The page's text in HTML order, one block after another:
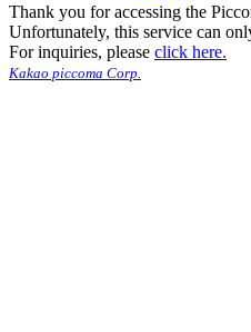
Thank you for accessing the
Unfortunately, this service can
For inquiries, please click here.
Kakao piccoma Corp.